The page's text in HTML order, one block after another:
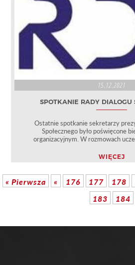
15.12.2021
SPOTKANIE RADY DIALOGU
Ostatnie spotkanie sekretarzy
Społecznego było poświęcone
organizacyjnym. W rozmowach
WIĘCEJ
« Pierwsza « 176 177 178
183
184